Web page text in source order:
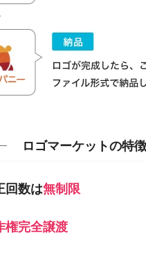
ロゴマーケットの特徴
回数は無制限
権完全譲渡